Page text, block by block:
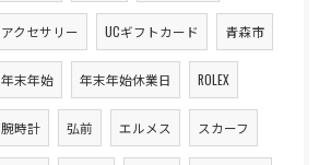
アクセサリー UCギフトカード 青森市
年末年始 年末年始休業日 ROLEX
腕時計 弘前 エルメス スカーフ